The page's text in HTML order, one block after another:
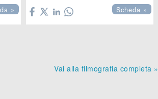
» Scheda »
Vai alla filmografia completa »